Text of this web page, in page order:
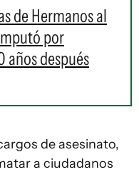
de Hermanos al
por
años después
de asesinato,
a ciudadanos